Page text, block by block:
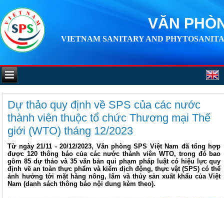
VĂN
VIETNAM SANITARY AND
Dự thảo quy định về SPS của các nước
thành viên thuộc tổ chức Thương mại Thế
giới (WTO) tháng 12/2023
Từ ngày 21/11 - 20/12/2023, Văn phòng SPS Việt Nam đã tổng hợp
được 120 thông báo của các nước thành viên WTO, trong đó bao
gồm 85 dự thảo và 35 văn bản qui phạm pháp luật có hiệu lực quy
định về an toàn thực phẩm và kiểm dịch động, thực vật (SPS) có thể
ảnh hưởng tới mặt hàng nông, lâm và thủy sản xuất khẩu của Việt
Nam (danh sách thông báo nội dung kèm theo).